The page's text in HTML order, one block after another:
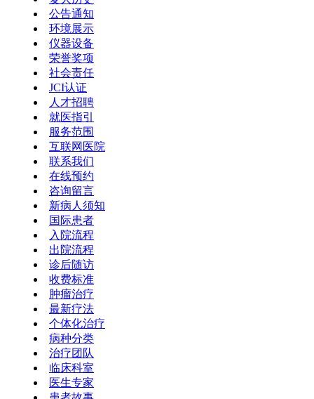
公告通知
环境展示
仪器设备
荣誉奖项
社会责任
JCI认证
人才招聘
就医指引
服务范围
互联网医院
联系我们
在线预约
咨询留言
新病人须知
国际患者
入院流程
出院流程
诊后随访
收费标准
肿瘤治疗
最新疗法
个体化治疗
病种分类
治疗团队
临床科室
医生专家